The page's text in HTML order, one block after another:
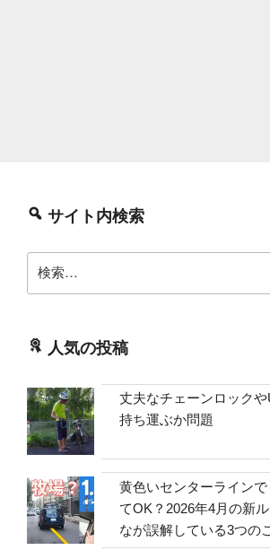
サイト内検索
索:
人気の投稿
丈夫なチェーンロック
持ち運ぶか問題
黄色いセンターライン
てOK？2026年4月の新
なが誤解している3つの